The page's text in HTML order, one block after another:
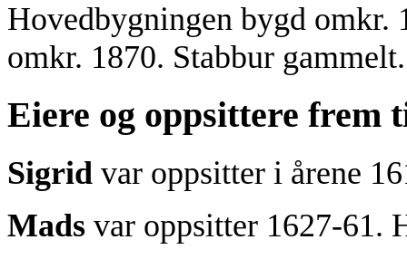
Hovedbygningen bygd omkr.
omkr. 1870. Stabbur gammelt.
Eiere og oppsittere frem
Sigrid var oppsitter i årene
Mads var oppsitter 1627-61.